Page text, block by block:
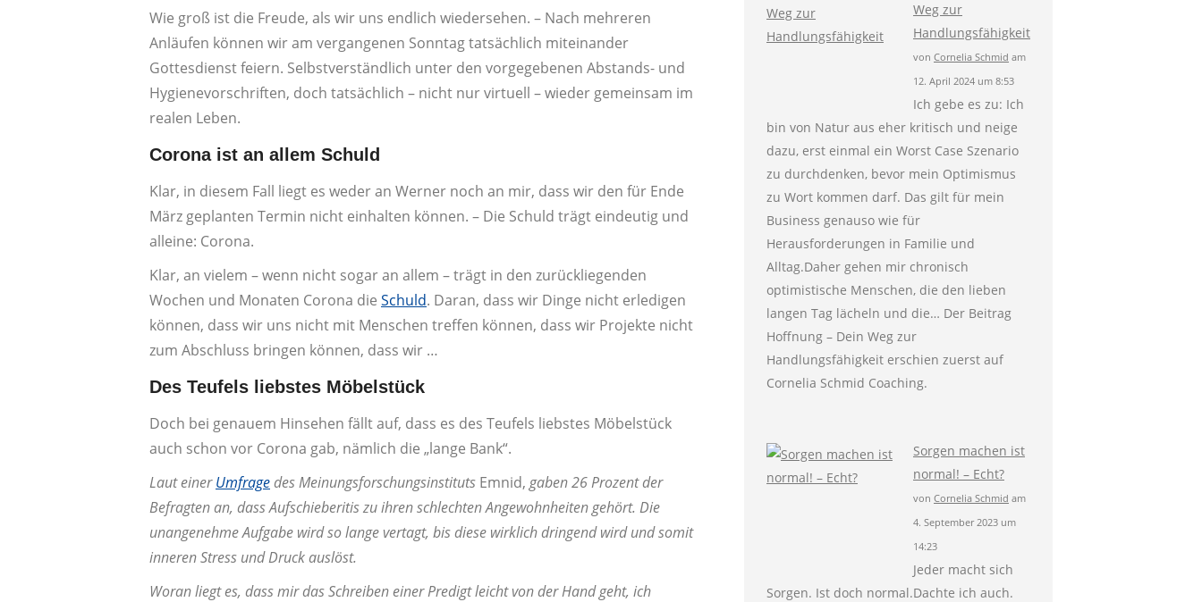
Wie groß ist die Freude, als wir uns endlich wiedersehen. – Nach mehreren
Anläufen können wir am vergangenen Sonntag tatsächlich miteinander
Gottesdienst feiern. Selbstverständlich unter den vorgegebenen Abstands- und
Hygienevorschriften, doch tatsächlich – nicht nur virtuell – wieder gemeinsam im
realen Leben.
Corona ist an allem Schuld
Klar, in diesem Fall liegt es weder an Werner noch an mir, dass wir den für Ende
März geplanten Termin nicht einhalten können. – Die Schuld trägt eindeutig und
alleine: Corona.
Klar, an vielem – wenn nicht sogar an allem – trägt in den zurückliegenden
Wochen und Monaten Corona die Schuld. Daran, dass wir Dinge nicht erledigen
können, dass wir uns nicht mit Menschen treffen können, dass wir Projekte nicht
zum Abschluss bringen können, dass wir …
Des Teufels liebstes Möbelstück
Doch bei genauem Hinsehen fällt auf, dass es des Teufels liebstes Möbelstück
auch schon vor Corona gab, nämlich die „lange Bank“.
Laut einerUmfragedes Meinungsforschungsinstituts Emnid, gaben 26 Prozent der
Befragten an, dass Aufschieberitis zu ihren schlechten Angewohnheiten gehört. Die
unangenehme Aufgabe wird so lange vertagt, bis diese wirklich dringend wird und somit
inneren Stress und Druck auslöst.
Woran liegt es, dass mir das Schreiben einer Predigt leicht von der Hand geht, ich
Weg zur
Handlungsfähigkeit
von Cornelia Schmid am
12. April 2024 um 8:53
Ich gebe es zu: Ich
bin von Natur aus eher kritisch und neige
dazu, erst einmal ein Worst Case Szenario
zu durchdenken, bevor mein Optimismus
zu Wort kommen darf. Das gilt für mein
Business genauso wie für
Herausforderungen in Familie und
Alltag.Daher gehen mir chronisch
optimistische Menschen, die den lieben
langen Tag lächeln und die… Der Beitrag
Hoffnung – Dein Weg zur
Handlungsfähigkeit erschien zuerst auf
Cornelia Schmid Coaching.
Sorgen machen ist
normal! – Echt?
von Cornelia Schmid am
4. September 2023 um
14:23
Jeder macht sich
Sorgen. Ist doch normal.Dachte ich auch.